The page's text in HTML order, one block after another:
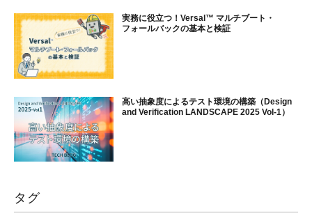
実務に役立つ！Versal™ マルチブート・
フォールバックの基本と検証
高い抽象度によるテスト環境の構築（Design
and Verification LANDSCAPE 2025 Vol-1）
タグ